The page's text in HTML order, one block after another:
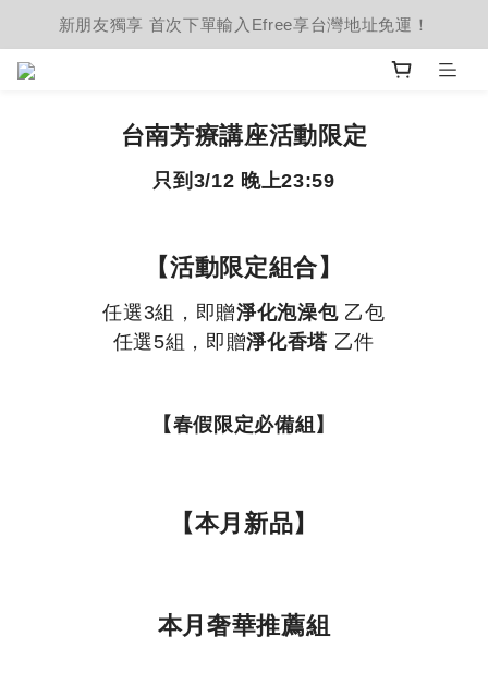
新朋友獨享 首次下單輸入Efree享台灣地址免運！
台南芳療講座活動限定
只到3/12 晚上23:59
【活動限定組合】
任選3組，即贈淨化泡澡包乙包
任選5組，即贈淨化香塔 乙件
【春假限定必備組】
【本月新品】
本月奢華推薦組